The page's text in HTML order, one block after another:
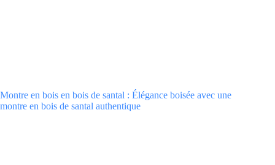
Montre en bois en bois de santal : Élégance boisée avec une
montre en bois de santal authentique